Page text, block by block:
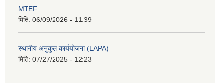
MTEF
मिति: 06/09/2026 - 11:39
स्थानीय अनुकुल कार्ययोजना (LAPA)
मिति: 07/27/2025 - 12:23